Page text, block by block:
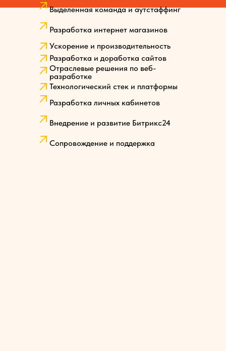
Выделенная команда и аутстаффинг
Разработка интернет магазинов
Ускорение и производительность
Разработка и доработка сайтов
Отраслевые решения по веб-
разработке
Технологический стек и платформы
Разработка личных кабинетов
Внедрение и развитие Битрикс24
Сопровождение и поддержка